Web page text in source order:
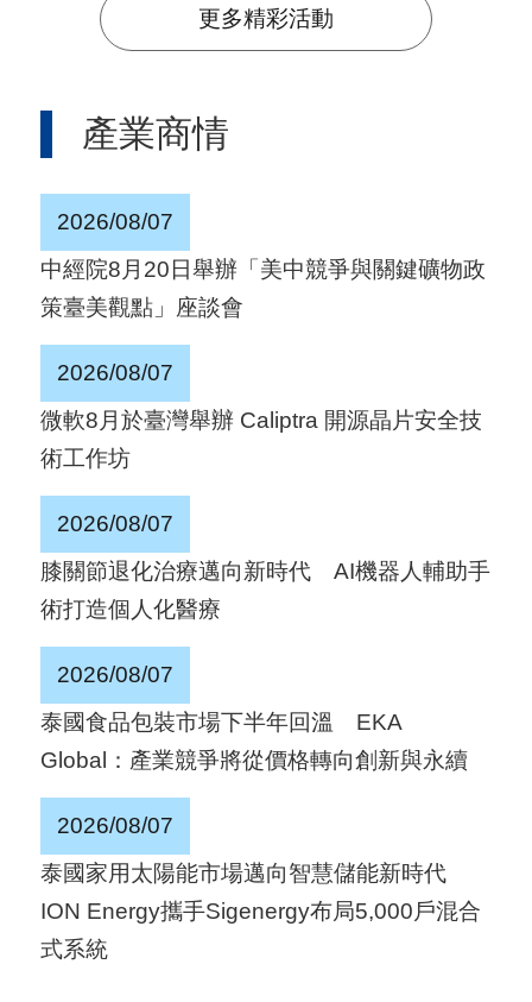
更多精彩活動
產業商情
2026/08/07
中經院8月20日舉辦「美中競爭與關鍵礦物政
策臺美觀點」座談會
2026/08/07
微軟8月於臺灣舉辦 Caliptra 開源晶片安全技
術工作坊
2026/08/07
膝關節退化治療邁向新時代 AI機器人輔助手
術打造個人化醫療
2026/08/07
泰國食品包裝市場下半年回溫 EKA
Global：產業競爭將從價格轉向創新與永續
2026/08/07
泰國家用太陽能市場邁向智慧儲能新時代
ION Energy攜手Sigenergy布局5,000戶混合
式系統